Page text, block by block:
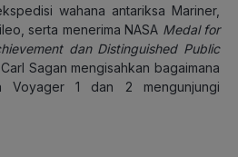
wahana antariksa Mariner,
serta menerima NASA Medal for
dan Distinguished Public
Sagan mengisahkan bagaimana
Voyager 1 dan 2 mengunjungi